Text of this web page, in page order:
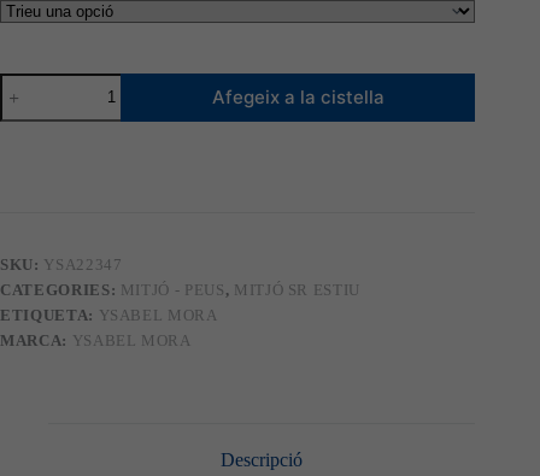
quantitat
de
Mitjó
Afegeix a la cistella
SKU: YSA22347
CATEGORIES: MITJÓ - PEUS , MITJÓ SR ESTIU
ETIQUETA: YSABEL MORA
MARCA: YSABEL MORA
Descripció